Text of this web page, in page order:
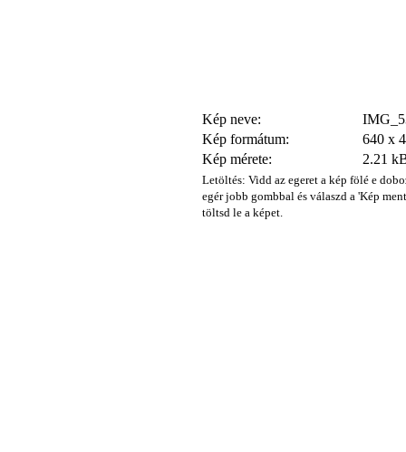
Kép neve:
Kép formátum:
640 x
Kép mérete:
2.21
Letöltés: Vidd az egeret a kép fölé e
egér jobb gombbal és válaszd a 'Kép
töltsd le a képet.